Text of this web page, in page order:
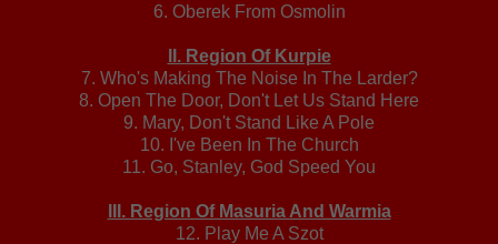
6. Oberek From Osmolin
II. Region Of Kurpie
7. Who's Making The Noise In The Larder?
8. Open The Door, Don't Let Us Stand Here
9. Mary, Don't Stand Like A Pole
10. I've Been In The Church
11. Go, Stanley, God Speed You
III. Region Of Masuria And Warmia
12. Play Me A Szot